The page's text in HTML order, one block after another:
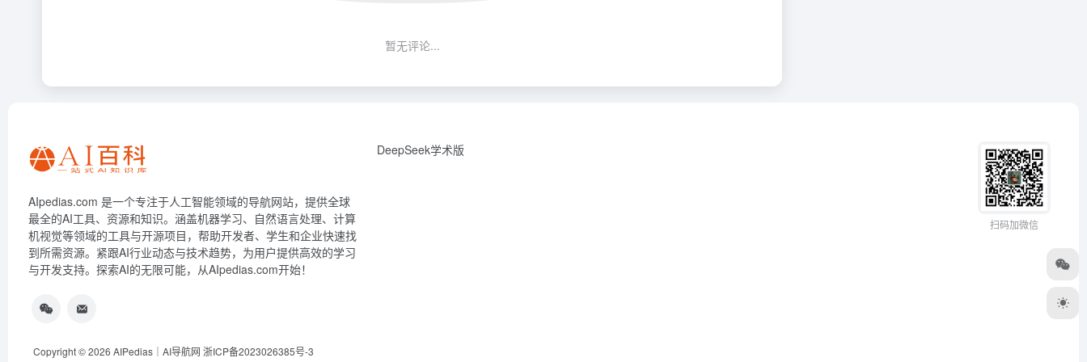
暂无评论...
AIpedias.com 是一个专注于人工智能领域的导航网站，提供全球
最全的AI工具、资源和知识。涵盖机器学习、自然语言处理、计算
机视觉等领域的工具与开源项目，帮助开发者、学生和企业快速找
到所需资源。紧跟AI行业动态与技术趋势，为用户提供高效的学习
与开发支持。探索AI的无限可能，从AIpedias.com开始！
DeepSeek学术版
扫码加微信
Copyright © 2026 AIPedias｜AI导航网 浙ICP备2023026385号-3